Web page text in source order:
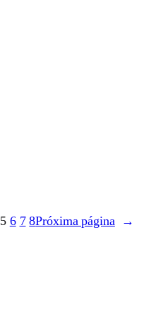
5 6 7 8Próxima página →